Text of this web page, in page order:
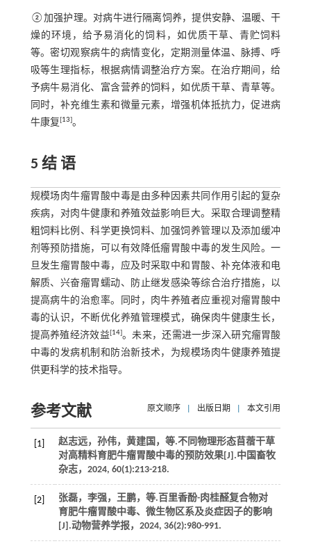
②加强护理。对病牛进行隔离饲养，提供安静、温暖、干
燥的环境，给予易消化的饲料，如优质干草、青贮饲料
等。密切观察病牛的病情变化，定期测量体温、脉搏、呼
吸等生理指标，根据病情调整治疗方案。在治疗期间，给
予病牛易消化、富含营养的饲料，如优质干草、青草等。
同时，补充维生素和微量元素，增强机体抵抗力，促进病
牛康复 [13]。
5 结 语
规模场肉牛瘤胃酸中毒是由多种因素共同作用引起的复杂
疾病，对肉牛健康和养殖效益影响巨大。采取合理调整精
粗饲料比例、科学更换饲料、加强饲养管理以及添加缓冲
剂等预防措施，可以有效降低瘤胃酸中毒的发生风险。一
旦发生瘤胃酸中毒，应及时采取中和胃酸、补充体液和电
解质、兴奋瘤胃蠕动、防止继发感染等综合治疗措施，以
提高病牛的治愈率。同时，肉牛养殖者应重视对瘤胃酸中
毒的认识，不断优化养殖管理模式，确保肉牛健康生长，
提高养殖经济效益[14]。未来，还需进一步深入研究瘤胃酸
中毒的发病机制和防治新技术，为规模场肉牛健康养殖提
供更科学的技术指导。
参考文献 原文顺序 出版日期 本文引用
[1] 赵志远，孙伟，黄建国， 等.不同物理形态苜蓿干草
对高精料育肥牛瘤胃酸中毒的预防效果[J].中国畜牧
杂志， 2024, 60(1):213-218.
[2] 张磊，李强，王鹏， 等.百里香酚-肉桂醛复合物对
育肥牛瘤胃酸中毒、微生物区系及炎症因子的影响
[J].动物营养学报， 2024, 36(2):980-991.